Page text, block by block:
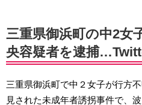
三重県御浜町の中2女
央容疑者を逮捕
三重県御浜町で中２女子が行方
見された未成年者誘拐事件で、